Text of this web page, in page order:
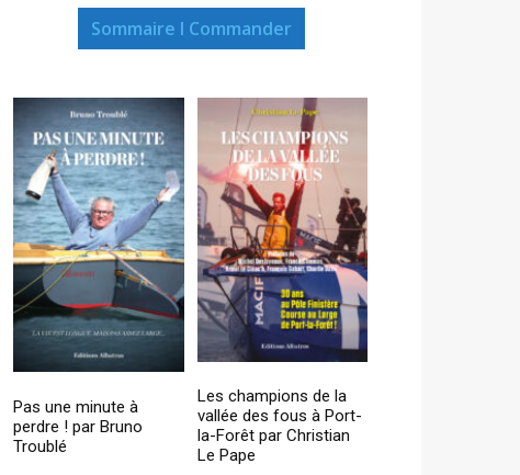
Sommaire I Commander
Pas une minute à
perdre ! par Bruno
Troublé
Les champions de la
vallée des fous à Port-
la-Forêt par Christian
Le Pape